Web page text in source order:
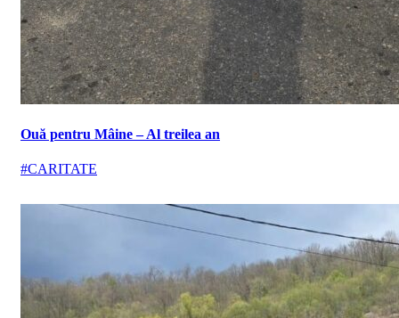
Ouă pentru Mâine – Al treilea an
#CARITATE